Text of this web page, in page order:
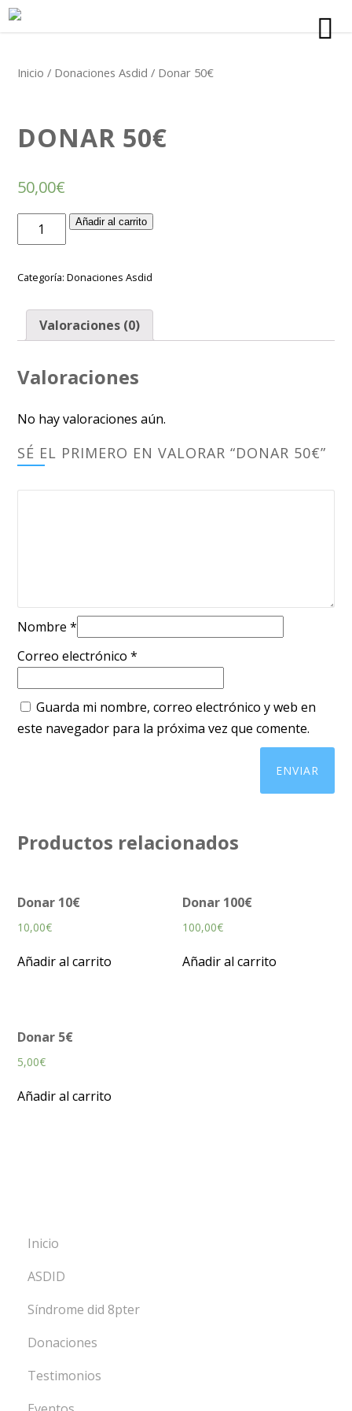
Inicio / Donaciones Asdid / Donar 50€
DONAR 50€
50,00€
Donar
Añadir al carrito
Categoría: Donaciones Asdid
Valoraciones (0)
Valoraciones
No hay valoraciones aún.
SÉ EL PRIMERO EN VALORAR “DONAR 50€”
Nombre *
Correo electrónico *
Guarda mi nombre, correo electrónico y web en
este navegador para la próxima vez que comente.
Productos relacionados
Donar 10€
10,00€
Añadir al carrito
Donar 100€
100,00€
Añadir al carrito
Donar 5€
5,00€
Añadir al carrito
Inicio
ASDID
Síndrome did 8pter
Donaciones
Testimonios